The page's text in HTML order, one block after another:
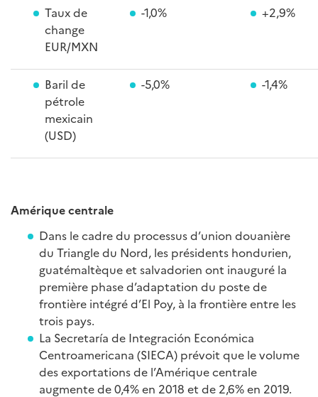
Taux de
change
EUR/MXN
-1,0% +2,9%
Baril de
pétrole
mexicain
(USD)
-5,0% -1,4%
Amérique centrale
Dans le cadre du processus d’union douanière
du Triangle du Nord, les présidents hondurien,
guatémaltèque et salvadorien ont inauguré la
première phase d’adaptation du poste de
frontière intégré d’El Poy, à la frontière entre les
trois pays.
La Secretaría de Integración Económica
Centroamericana (SIECA) prévoit que le volume
des exportations de l’Amérique centrale
augmente de 0,4% en 2018 et de 2,6% en 2019.